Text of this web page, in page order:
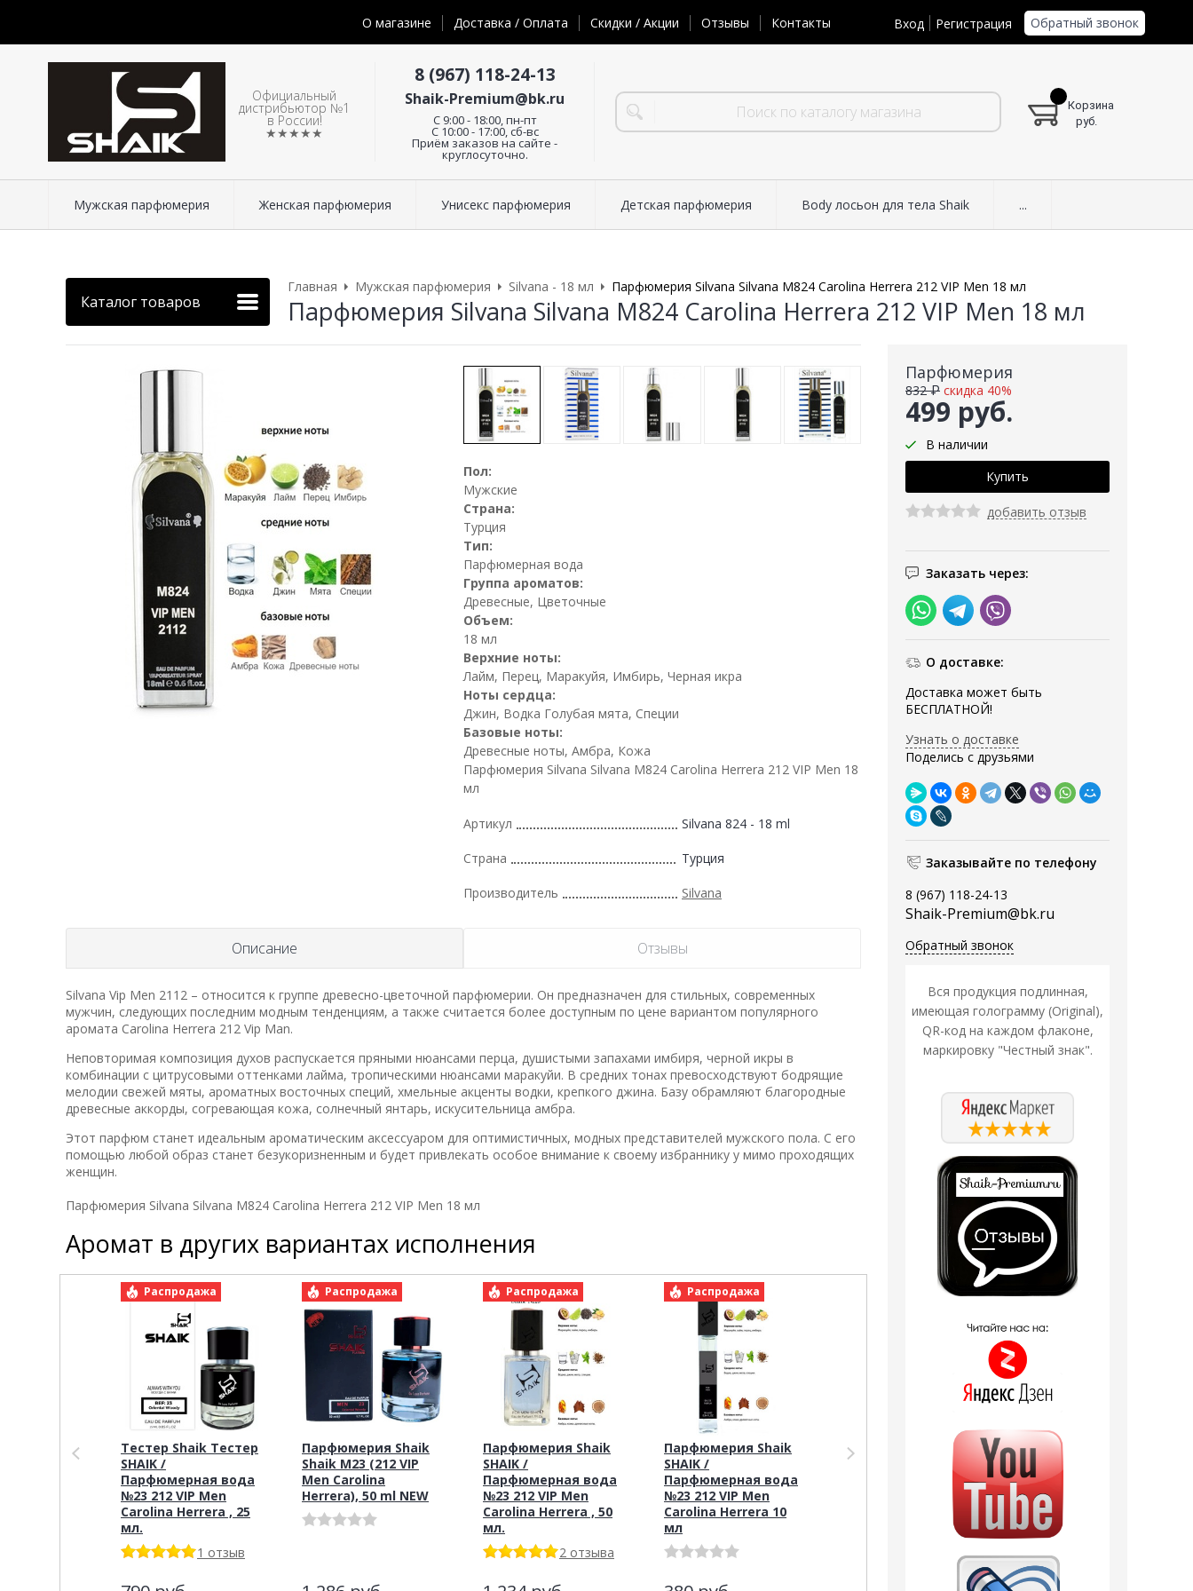
О магазине Доставка / Оплата Скидки / Акции Отзывы Контакты Вход Регистрация Обратный звонок
Официальный
дистрибьютор №1
в России!
★★★★★
8 (967) 118-24-13
Shaik-Premium@bk.ru
C 9:00 - 18:00, пн-пт
С 10:00 - 17:00, сб-вс
Приём заказов на сайте -
круглосуточно.
Корзина
руб.
Мужская парфюмерия Женская парфюмерия Унисекс парфюмерия Детская парфюмерия Body лосьон для тела Shaik ...
Каталог товаров
Главная Мужская парфюмерия Silvana - 18 мл Парфюмерия Silvana Silvana M824 Carolina Herrera 212 VIP Men 18 мл
Парфюмерия Silvana Silvana M824 Carolina Herrera 212 VIP Men 18 мл
Парфюмерия
499 руб.
832 ₽ скидка 40%
В наличии
добавить отзыв
Заказать через:
О доставке:
Доставка может быть
БЕСПЛАТНОЙ!
Узнать о доставке
Поделись с друзьями
Заказывайте по телефону
8 (967) 118-24-13
Shaik-Premium@bk.ru
Обратный звонок
Вся продукция подлинная,
имеющая голограмму (Original),
QR-код на каждом флаконе,
маркировку "Честный знак".
Пол:
Мужские
Страна:
Турция
Тип:
Парфюмерная вода
Группа ароматов:
Древесные, Цветочные
Объем:
18 мл
Верхние ноты:
Лайм, Перец, Маракуйя, Имбирь, Черная икра
Ноты сердца:
Джин, Водка Голубая мята, Специи
Базовые ноты:
Древесные ноты, Амбра, Кожа
Парфюмерия Silvana Silvana M824 Carolina Herrera 212 VIP Men 18
мл
Артикул Silvana 824 - 18 ml
Страна Турция
Производитель Silvana
Описание Отзывы
Silvana Vip Men 2112 – относится к группе древесно-цветочной парфюмерии. Он предназначен для стильных, современных
мужчин, следующих последним модным тенденциям, а также считается более доступным по цене вариантом популярного
аромата Carolina Herrera 212 Vip Man.
Неповторимая композиция духов распускается пряными нюансами перца, душистыми запахами имбиря, черной икры в
комбинации с цитрусовыми оттенками лайма, тропическими нюансами маракуйи. В средних тонах превосходствуют бодрящие
мелодии свежей мяты, ароматных восточных специй, хмельные акценты водки, крепкого джина. Базу обрамляют благородные
древесные аккорды, согревающая кожа, солнечный янтарь, искусительница амбра.
Этот парфюм станет идеальным ароматическим аксессуаром для оптимистичных, модных представителей мужского пола. С его
помощью любой образ станет безукоризненным и будет привлекать особое внимание к своему избраннику у мимо проходящих
женщин.
Парфюмерия Silvana Silvana M824 Carolina Herrera 212 VIP Men 18 мл
Аромат в других вариантах исполнения
Распродажа
Тестер Shaik Тестер
SHAIK /
Парфюмерная вода
№23 212 VIP Men
Carolina Herrera , 25
мл.
1 отзыв
Распродажа
Парфюмерия Shaik
Shaik M23 (212 VIP
Men Carolina
Herrera), 50 ml NEW
Распродажа
Парфюмерия Shaik
SHAIK /
Парфюмерная вода
№23 212 VIP Men
Carolina Herrera , 50
мл.
2 отзыва
Распродажа
Парфюмерия Shaik
SHAIK /
Парфюмерная вода
№23 212 VIP Men
Carolina Herrera 10
мл
Распродажа
Парфюмерия Silvana
Silvana M824 Carolina
Herrera 212 VIP Men